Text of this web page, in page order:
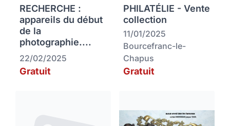
RECHERCHE :
appareils du début
de la
photographie....
22/02/2025
Gratuit
PHILATÉLIE - Vente
collection
11/01/2025
Bourcefranc-le-
Chapus
Gratuit